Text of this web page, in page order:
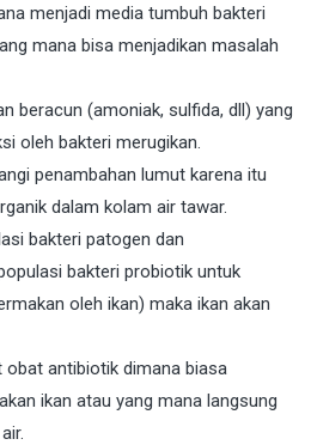
menjadi media tumbuh bakteri
mana bisa menjadikan masalah
beracun (amoniak, sulfida, dll) yang
oleh bakteri merugikan.
penambahan lumut karena itu
dalam kolam air tawar.
bakteri patogen dan
bakteri probiotik untuk
oleh ikan) maka ikan akan
antibiotik dimana biasa
ikan atau yang mana langsung